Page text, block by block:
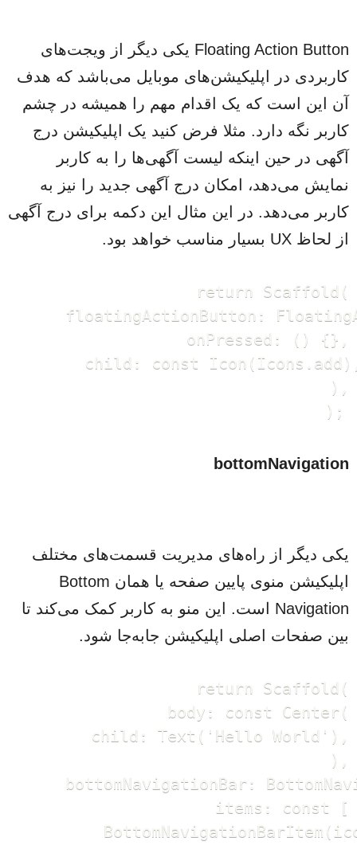
Floating Action Button یکی دیگر از ویجت‌های
کاربردی در اپلیکیشن‌های موبایل می‌باشد که هدف
آن این است که یک اقدام مهم را همیشه در چشم
کاربر نگه دارد. مثلا فرض کنید یک اپلیکیشن درج
آگهی در حین اینکه لیست آگهی‌ها را به کاربر
نمایش می‌دهد، امکان درج آگهی جدید را نیز به
کاربر می‌دهد. در این مثال این دکمه برای درج آگهی
از لحاظ UX بسیار مناسب خواهد بود.
return Scaffold(
floatingActionButton:
        onPressed: () {},
child: const
      ),
    );
bottomNavigation
یکی دیگر از راه‌های مدیریت قسمت‌های مختلف
اپلیکیشن منوی‌ پایین صفحه یا همان Bottom
Navigation است. این منو به کاربر کمک می‌کند تا
بین صفحات اصلی اپلیکیشن جابه‌جا شود.
    return Scaffold(
      body: const Center(
        child: Text('Hello World'),
      ),
bottomNavigationBar:
        items: const [